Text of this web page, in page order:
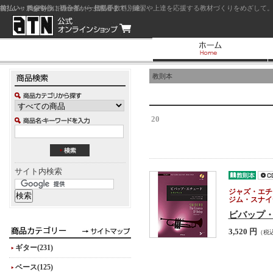
ジャズを中心に初心者から上級者まで、練習や上達を応援する教材づくりをめざし
サイト内検索
ギター(231)
ベース(125)
教則本
20
ジャズ・エ
ジム・スナ
ビバップ
3,520 円 （税
前払い：クレジットカード（一括払い）
後払い：代金引換（現金払い・代引手数料別途）
前払い：PayPay